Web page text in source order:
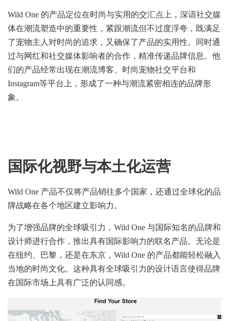
Wild One 的产品定位在时尚与实用的交汇点上，深谙社交媒
体在潮流塑造中的重要性，紧跟潮流但不过度浮夸，既满足
了宠物主人对时尚的追求，又确保了产品的实用性。同时通
过与网红和社交媒体影响者的合作，精准传递品牌信息。他
们的产品经常出现在潮流博客、时尚宠物社交平台和
Instagram等平台上，形成了一种与潮流紧密相连的品牌形
象。
国际化视野与本土化运营
Wild One 产品不仅将产品销往多个国家，还通过全球化的品
牌战略在各个地区建立影响力。
为了增强品牌的全球吸引力，Wild One 与国际知名的品牌和
设计师进行合作，推出具有国际影响力的联名产品。无论是
在纽约、巴黎，还是在东京，Wild One 的产品都能轻松融入
当地的时尚文化。这种具有全球吸引力的设计语言使得品牌
在国际市场上具有广泛的认同感。